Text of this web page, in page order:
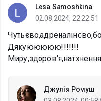
Lesa Samoshkina
02.08.2024, 22:22:51
Дякуююююю!!!!!!!
Джулія Ромуш